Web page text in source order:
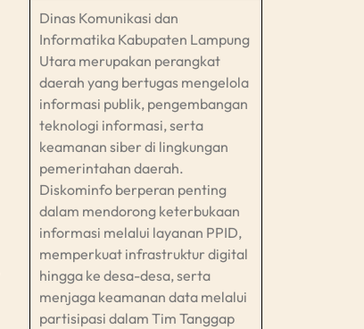
Dinas Komunikasi dan
Informatika Kabupaten Lampung
Utara merupakan perangkat
daerah yang bertugas mengelola
informasi publik, pengembangan
teknologi informasi, serta
keamanan siber di lingkungan
pemerintahan daerah.
Diskominfo berperan penting
dalam mendorong keterbukaan
informasi melalui layanan PPID,
memperkuat infrastruktur digital
hingga ke desa-desa, serta
menjaga keamanan data melalui
partisipasi dalam Tim Tanggap